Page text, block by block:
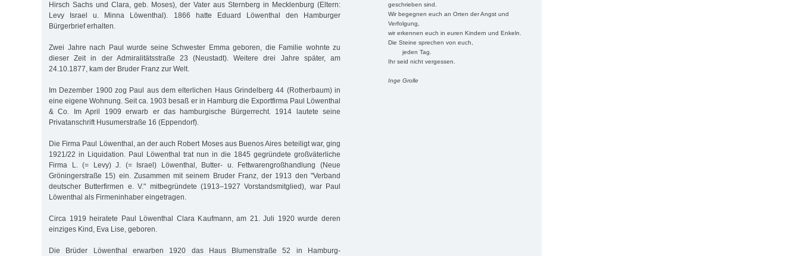
geschrieben sind.
Wir begegnen euch an Orten der Angst und
Verfolgung,
wir erkennen euch in euren Kindern und Enkeln.
Die Steine sprechen von euch,
jeden Tag.
Ihr seid nicht vergessen.
Inge Grolle
Hirsch Sachs und Clara, geb. Moses), der Vater aus Sternberg in Mecklenburg (Eltern:
Levy Israel u. Minna Löwenthal). 1866 hatte Eduard Löwenthal den Hamburger
Bürgerbrief erhalten.
Zwei Jahre nach Paul wurde seine Schwester Emma geboren, die Familie wohnte zu
dieser Zeit in der Admiralitätsstraße 23 (Neustadt). Weitere drei Jahre später, am
24.10.1877, kam der Bruder Franz zur Welt.
Im Dezember 1900 zog Paul aus dem elterlichen Haus Grindelberg 44 (Rotherbaum) in
eine eigene Wohnung. Seit ca. 1903 besaß er in Hamburg die Exportfirma Paul Löwenthal
& Co. Im April 1909 erwarb er das hamburgische Bürgerrecht. 1914 lautete seine
Privatanschrift Husumerstraße 16 (Eppendorf).
Die Firma Paul Löwenthal, an der auch Robert Moses aus Buenos Aires beteiligt war, ging
1921/22 in Liquidation. Paul Löwenthal trat nun in die 1845 gegründete großväterliche
Firma L. (= Levy) J. (= Israel) Löwenthal, Butter- u. Fettwarengroßhandlung (Neue
Gröningerstraße 15) ein. Zusammen mit seinem Bruder Franz, der 1913 den "Verband
deutscher Butterfirmen e. V." mitbegründete (1913–1927 Vorstandsmitglied), war Paul
Löwenthal als Firmeninhaber eingetragen.
Circa 1919 heiratete Paul Löwenthal Clara Kaufmann, am 21. Juli 1920 wurde deren
einziges Kind, Eva Lise, geboren.
Die Brüder Löwenthal erwarben 1920 das Haus Blumenstraße 52 in Hamburg-